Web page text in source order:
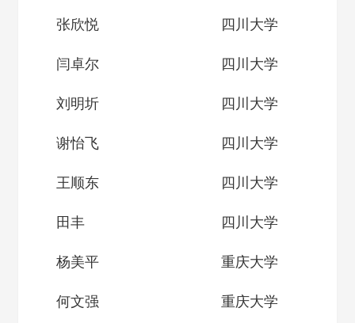
张欣悦 四川大学
闫卓尔 四川大学
刘明圻 四川大学
谢怡飞 四川大学
王顺东 四川大学
田丰 四川大学
杨美平 重庆大学
何文强 重庆大学